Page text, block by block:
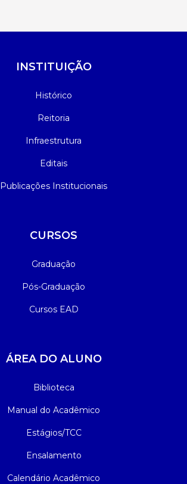
INSTITUIÇÃO
Histórico
Reitoria
Infraestrutura
Editais
Publicações Institucionais
CURSOS
Graduação
Pós-Graduação
Cursos EAD
ÁREA DO ALUNO
Biblioteca
Manual do Acadêmico
Estágios/TCC
Ensalamento
Calendário Acadêmico